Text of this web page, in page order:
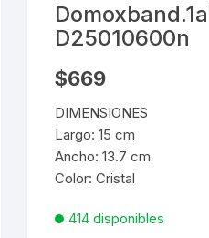
Desechables
Electrodomésticos
D25010600n
$669
DIMENSIONES
Largo: 15 cm
Ancho: 13.7 cm
Color: Cristal
414 disponibles